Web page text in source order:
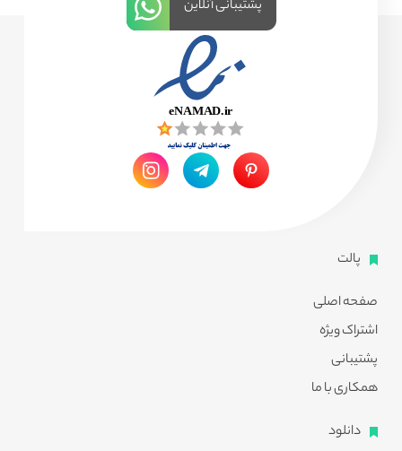
پالت
صفحه اصلی
اشتراک ویژه
پشتیبانی
همکاری با ما
دانلود
پشتیبانی آنلاین